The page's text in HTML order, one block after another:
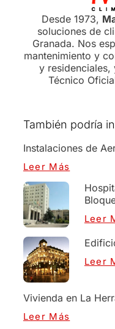
Desde 1973,
soluciones de
Granada. Nos
mantenimiento y
y residenciales,
Técnico
También podría
Instalaciones de
Leer Más
Leer
Leer
Vivienda en La
Leer Más